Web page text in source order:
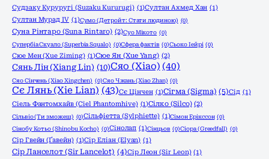
Судзаку Куруругі (Suzaku Kururugi) (1)Султан Ахмед Хан (1)
Султан Мурад IV (1)Сумо (Детройт: Стати людиною) (0)
Суна Рінтаро (Suna Rintaro) (2)Суо Мікото (0)
Супербіа Скуало (Superbia Squalo) (0)Сфера фактів (0)Сьоко Іейрі (0)
Сюе Мен (Xue Ziming) (1)Сюе Ян (Xue Yang) (2)
Сянь Лін (Xiang Lin) (10)Сяо (Xiao) (40)
Сяо Сінчень (Xiao Xingchen) (0)Сяо Чжань (Xiao Zhan) (0)
Сє Лянь (Xie Lian) (43)Сє Цінчен (1)Сігма (Sigma) (5)Сід (1)
Сіель Фантомхайв (Ciel Phantomhive) (1)Сілко (Silco) (2)
Сільвіо (Ти зможеш) (0)Сільфіетта (Sylphiette) (1)Сімон Ерікссон (0)
Сінобу Котьо (Shinobu Kocho) (0)Сінолап (1)Сінцьов (0)Сіора (Greedfall) (0)
Сір Гвейн (Ґавейн) (1)Сір Еліан (Elyan) (1)
Сір Ланселот (Sir Lancelot) (4)Сір Леон (Sir Leon) (1)